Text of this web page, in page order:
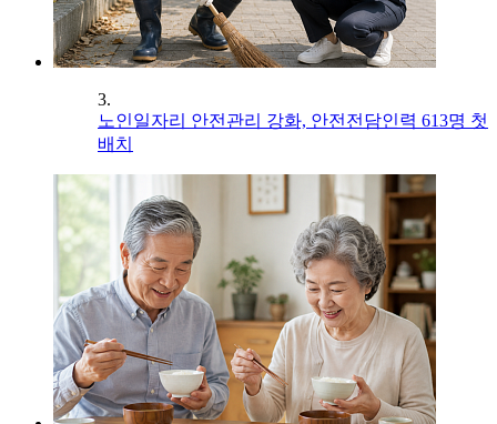
3.
노인일자리 안전관리 강화, 안전전담인력 613명 첫
배치